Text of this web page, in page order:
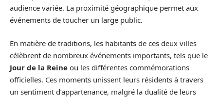
audience variée. La proximité géographique permet aux
événements de toucher un large public.
En matière de traditions, les habitants de ces deux villes
célèbrent de nombreux événements importants, tels que le
Jour de la Reine ou les différentes commémorations
officielles. Ces moments unissent leurs résidents à travers
un sentiment d’appartenance, malgré la dualité de leurs